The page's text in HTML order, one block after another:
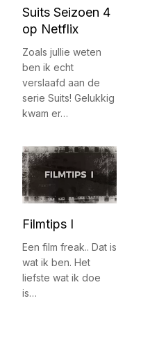
Suits Seizoen 4
op Netflix
Zoals jullie weten
ben ik echt
verslaafd aan de
serie Suits! Gelukkig
kwam er…
Filmtips I
Een film freak.. Dat is
wat ik ben. Het
liefste wat ik doe
is…